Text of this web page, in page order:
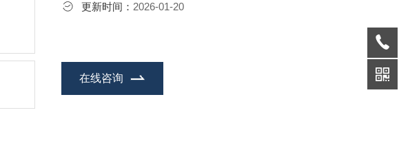
・用于精密工件的夹紧、半导体制造工序、输送线等各种自动化工
更新时间： 2026-01-20
在线咨询